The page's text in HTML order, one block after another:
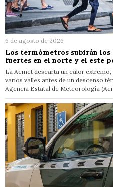
6 de agosto de 2026
Los termómetros subirán
fuertes en el norte y el este
La Aemet descarta un calor
varios valles antes de un descenso
Agencia Estatal de Meteorología